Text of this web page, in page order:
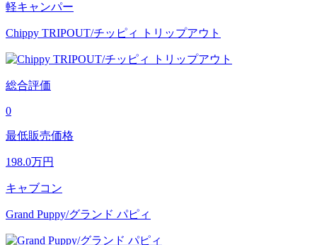
軽キャンパー
Chippy TRIPOUT/チッピィ トリップアウト
総合評価
0
最低販売価格
198.0万円
キャブコン
Grand Puppy/グランド パピィ